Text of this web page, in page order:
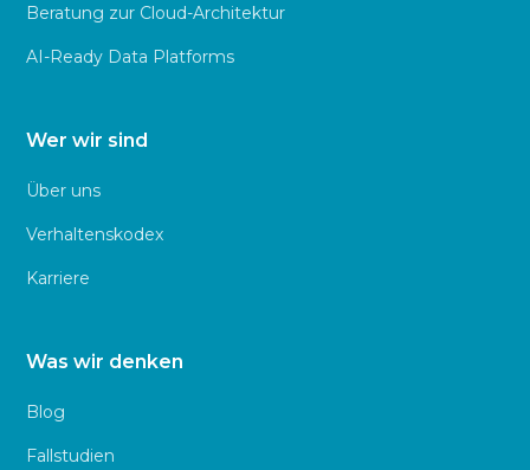
Beratung zur Cloud-Architektur
AI-Ready Data Platforms
Wer wir sind
Über uns
Verhaltenskodex
Karriere
Was wir denken
Blog
Fallstudien